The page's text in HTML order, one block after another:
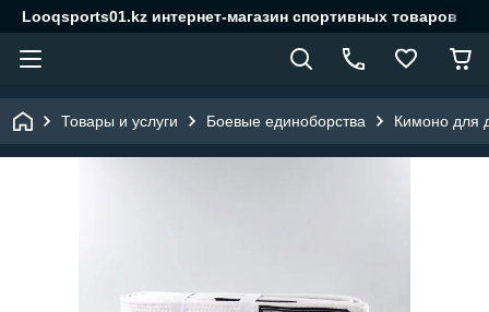
Looqsports01.kz интернет-магазин спортивных товаров
Товары и услуги Боевые единоборства Кимоно